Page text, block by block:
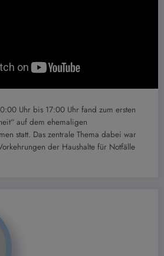
Uhr bis 17:00 Uhr fand zum ersten
auf dem ehemaligen
statt. Das zentrale Thema dabei war
der Haushalte für Notfälle